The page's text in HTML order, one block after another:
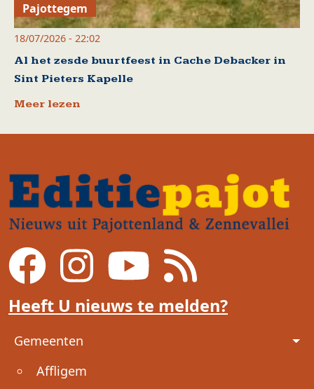
Pajottegem
18/07/2026 - 22:02
Al het zesde buurtfeest in Cache Debacker in
Sint Pieters Kapelle
Meer lezen
Heeft U nieuws te melden?
Voet
Gemeenten
Affligem